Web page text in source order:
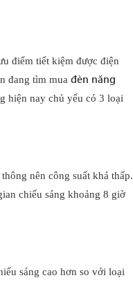
điểm tiết kiệm được điện
đang tìm mua đèn năng
hiện nay chủ yếu có 3 loại
nên công suất khá thấp.
chiếu sáng khoảng 8 giờ
sáng cao hơn so với loại